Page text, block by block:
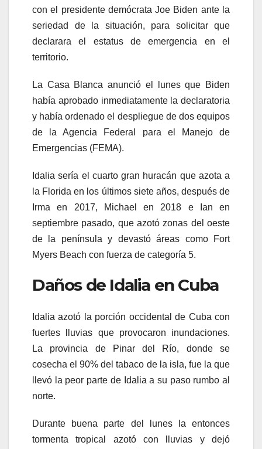
con el presidente demócrata Joe Biden ante la
seriedad de la situación, para solicitar que
declarara el estatus de emergencia en el
territorio.
La Casa Blanca anunció el lunes que Biden
había aprobado inmediatamente la declaratoria
y había ordenado el despliegue de dos equipos
de la Agencia Federal para el Manejo de
Emergencias (FEMA).
Idalia sería el cuarto gran huracán que azota a
la Florida en los últimos siete años, después de
Irma en 2017, Michael en 2018 e Ian en
septiembre pasado, que azotó zonas del oeste
de la península y devastó áreas como Fort
Myers Beach con fuerza de categoría 5.
Daños de Idalia en Cuba
Idalia azotó la porción occidental de Cuba con
fuertes lluvias que provocaron inundaciones.
La provincia de Pinar del Río, donde se
cosecha el 90% del tabaco de la isla, fue la que
llevó la peor parte de Idalia a su paso rumbo al
norte.
Durante buena parte del lunes la entonces
tormenta tropical azotó con lluvias y dejó